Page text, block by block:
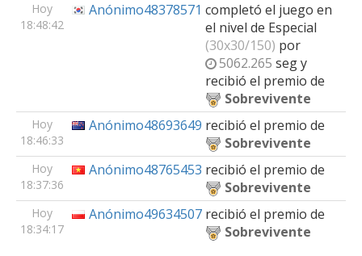
Hoy
18:48:42
Anónimo48378571 completó el juego en
el nivel de Especial
(30x30/150) por
5062.265 seg y
recibió el premio de
Sobrevivente
Hoy
18:46:33
Anónimo48693649 recibió el premio de
Sobrevivente
Hoy
18:37:36
Anónimo48765453 recibió el premio de
Sobrevivente
Hoy
18:34:17
Anónimo49634507 recibió el premio de
Sobrevivente